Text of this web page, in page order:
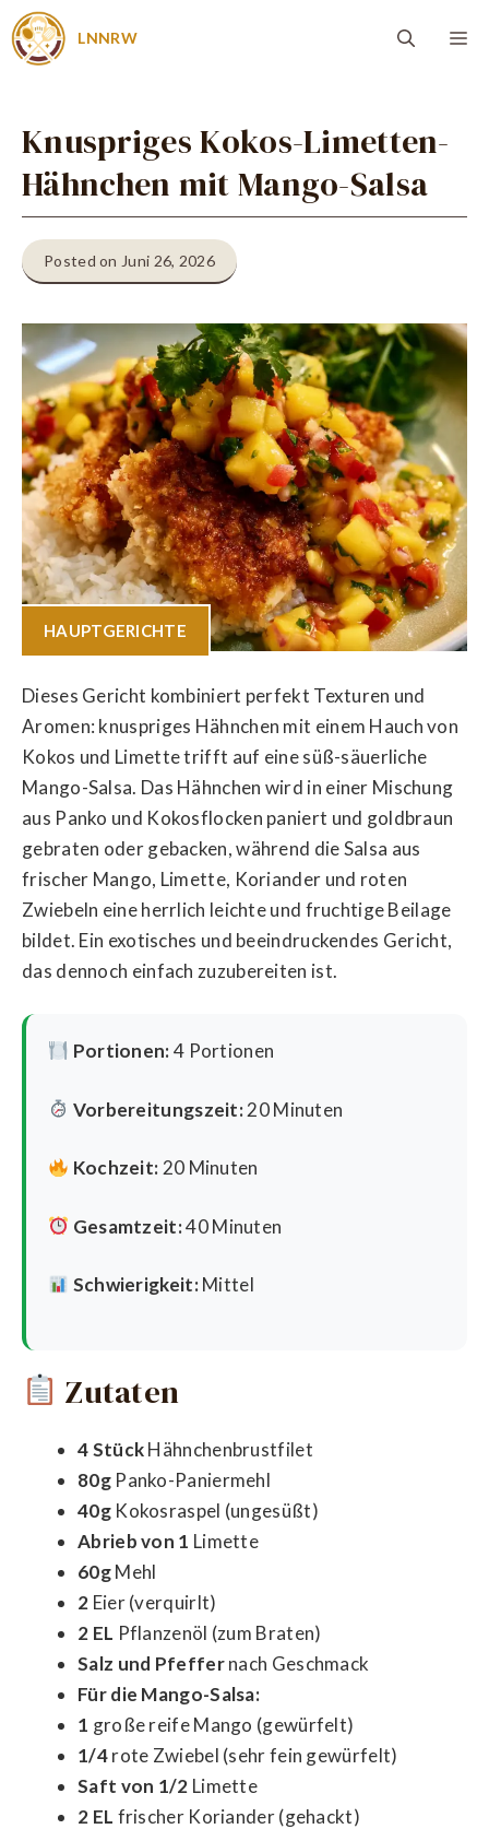
Zum
Inhalt
LNNRW
Knuspriges Kokos-Limetten-
Hähnchen mit Mango-Salsa
Posted on Juni 26, 2026
HAUPTGERICHTE
Dieses Gericht kombiniert perfekt Texturen und
Aromen: knuspriges Hähnchen mit einem Hauch von
Kokos und Limette trifft auf eine süß-säuerliche
Mango-Salsa. Das Hähnchen wird in einer Mischung
aus Panko und Kokosflocken paniert und goldbraun
gebraten oder gebacken, während die Salsa aus
frischer Mango, Limette, Koriander und roten
Zwiebeln eine herrlich leichte und fruchtige Beilage
bildet. Ein exotisches und beeindruckendes Gericht,
das dennoch einfach zuzubereiten ist.
Portionen:4 Portionen
Vorbereitungszeit:20 Minuten
Kochzeit: 20 Minuten
Gesamtzeit:40 Minuten
Schwierigkeit:Mittel
Zutaten
4 StückHähnchenbrustfilet
80gPanko-Paniermehl
40gKokosraspel (ungesüßt)
Abrieb von 1 Limette
60gMehl
2 Eier (verquirlt)
2 EL Pflanzenöl (zum Braten)
Salz und Pfeffernach Geschmack
Für die Mango-Salsa:
1 große reife Mango (gewürfelt)
1/4rote Zwiebel (sehr fein gewürfelt)
Saft von 1/2 Limette
2 EL frischer Koriander (gehackt)